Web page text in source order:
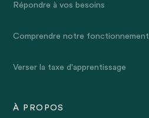
Répondre à vos besoins
Comprendre notre fonctionnement
Verser la taxe d'apprentissage
À PROPOS